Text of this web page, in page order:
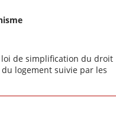
de simplification du droit
logement suivie par les